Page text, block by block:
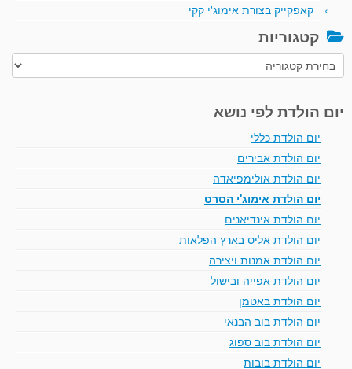
קאפקייק בצורת אימוג'י קקי
קטגוריות
קטגוריות
יום הולדת לפי נושא
יום הולדת כללי
יום הולדת אבירים
יום הולדת אולימפיאדה
יום הולדת אימוג'י הסרט
יום הולדת אינדיאנים
יום הולדת אליס בארץ הפלאות
יום הולדת אמנות ויצירה
יום הולדת אפייה ובישול
יום הולדת באטמן
יום הולדת בוב הבנאי
יום הולדת בוב ספוג
יום הולדת בובות